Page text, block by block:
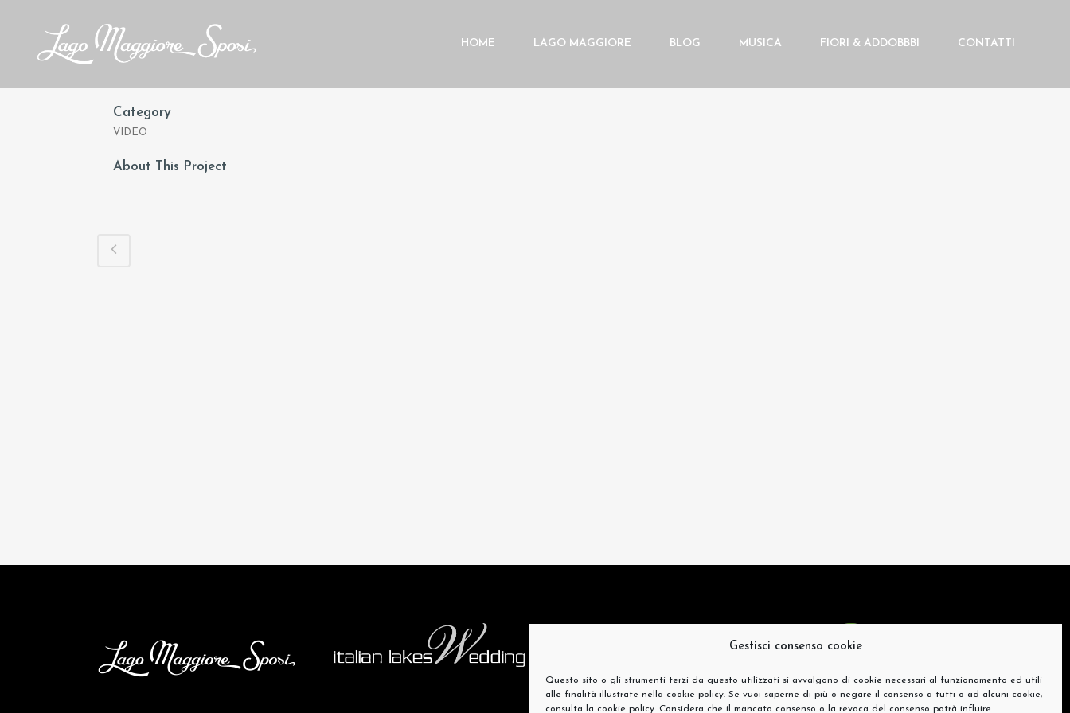
Gestisci consenso cookie
Questo sito o gli strumenti terzi da questo utilizzati si avvalgono di cookie necessari al funzionamento ed utili
alle finalità illustrate nella cookie policy. Se vuoi saperne di più o negare il consenso a tutti o ad alcuni cookie,
consulta la cookie policy. Considera che il mancato consenso o la revoca del consenso potrà influire
HOME LAGO MAGGIORE BLOG MUSICA FIORI & ADDOBBBI CONTATTI
Category
VIDEO
About This Project